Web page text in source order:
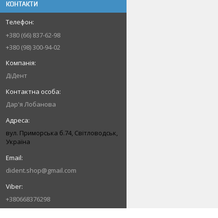
КОНТАКТИ
+380 (66) 837-62-98
+380 (98) 300-94-02
ДіДент
Дар'я Лобанова
вул. Приморська б.74, Світловодськ,
Україна
dident.shop@gmail.com
+380668376298